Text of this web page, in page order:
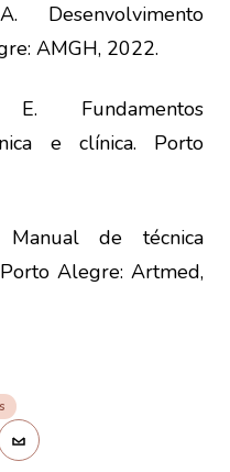
Desenvolvimento
AMGH, 2022.
Fundamentos
e clínica. Porto
Manual de técnica
Alegre: Artmed,